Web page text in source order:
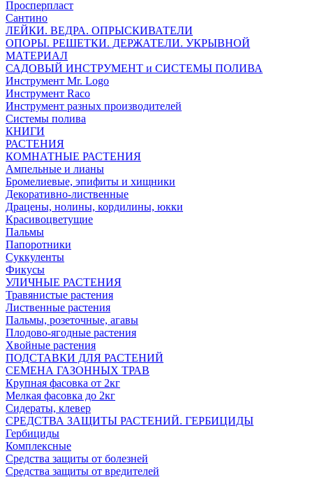
Просперпласт
Сантино
ЛЕЙКИ. ВЕДРА. ОПРЫСКИВАТЕЛИ
ОПОРЫ. РЕШЕТКИ. ДЕРЖАТЕЛИ. УКРЫВНОЙ
МАТЕРИАЛ
САДОВЫЙ ИНСТРУМЕНТ и СИСТЕМЫ ПОЛИВА
Инструмент Mr. Logo
Инструмент Raco
Инструмент разных производителей
Системы полива
КНИГИ
РАСТЕНИЯ
КОМНАТНЫЕ РАСТЕНИЯ
Ампельные и лианы
Бромелиевые, эпифиты и хищники
Декоративно-лиственные
Драцены, нолины, кордилины, юкки
Красивоцветущие
Пальмы
Папоротники
Суккуленты
Фикусы
УЛИЧНЫЕ РАСТЕНИЯ
Травянистые растения
Лиственные растения
Пальмы, розеточные, агавы
Плодово-ягодные растения
Хвойные растения
ПОДСТАВКИ ДЛЯ РАСТЕНИЙ
СЕМЕНА ГАЗОННЫХ ТРАВ
Крупная фасовка от 2кг
Мелкая фасовка до 2кг
Сидераты, клевер
СРЕДСТВА ЗАЩИТЫ РАСТЕНИЙ. ГЕРБИЦИДЫ
Гербициды
Комплексные
Средства защиты от болезней
Средства защиты от вредителей